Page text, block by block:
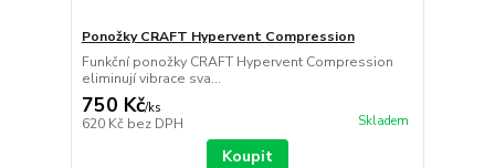
Ponožky CRAFT Hypervent Compression
Funkční ponožky CRAFT Hypervent Compression
eliminují vibrace sva...
750 Kč/ks
620 Kč bez DPH Skladem
Koupit